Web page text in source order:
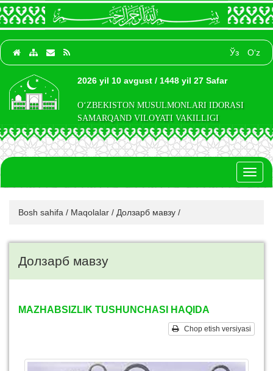
Ўз O‘z
2026 yil 10 avgust / 1448 yil 27 Safar
O‘ZBEKISTON MUSULMONLARI IDORASI
SAMARQAND VILOYATI VAKILLIGI
Bosh sahifa / Maqolalar / Долзарб мавзу /
Долзарб мавзу
MAZHABSIZLIK TUSHUNCHASI HAQIDA
Chop etish versiyasi